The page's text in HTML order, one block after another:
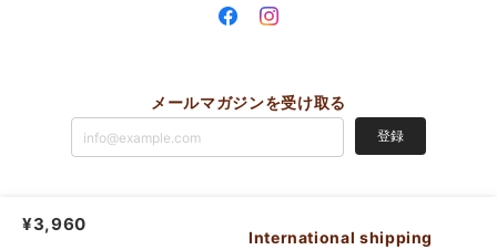
メールマガジンを受け取る
登録
Fumurovilla | 特定商取引法に基づく表記
¥3,960
International shipping